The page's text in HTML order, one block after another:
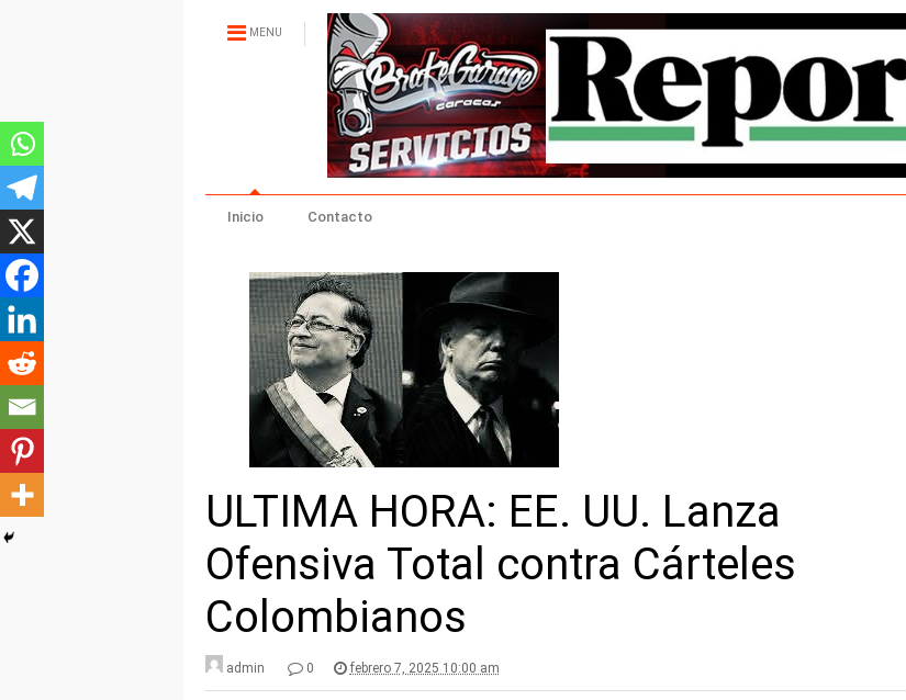
MENU
Inicio Contacto
ULTIMA HORA: EE. UU. Lanza
Ofensiva Total contra Cárteles
Colombianos
admin 0 febrero 7, 2025 10:00 am